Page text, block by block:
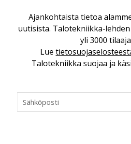
KOLUMNI
Yli miljoona kotia on
ilmanvaihtoa
KOLUMNI
saatavien tietojen
KOLUMNI
Ajankohtaista tietoa
uutisista. Talotekniikka-
yli 3000
Lue
Talotekniikka suojaa ja